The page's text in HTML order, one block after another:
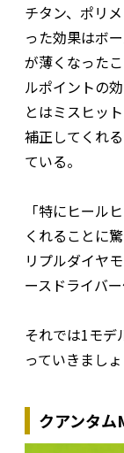
チタン、ポリ
った効果はボ
が薄くなった
ルポイントの
とはミスヒッ
補正してくれ
ている。
「特にヒール
くれることに
リプルダイヤ
ースドライバ
それでは1モデ
っていきましょ
クアンタム